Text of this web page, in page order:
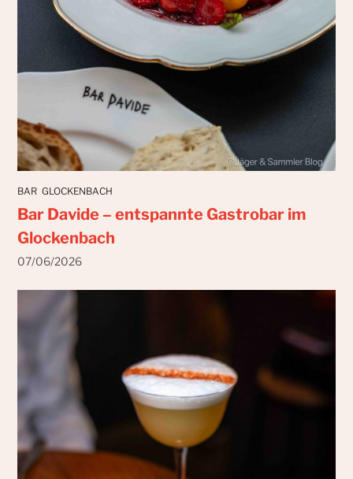
BAR GLOCKENBACH
Bar Davide – entspannte Gastrobar im
Glockenbach
07/06/2026